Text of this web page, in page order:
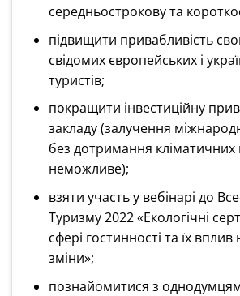
середньострокову та
підвищити привабливість
свідомих європейських і
туристів;
покращити інвестиційну
закладу (залучення
без дотримання
неможливе);
взяти участь у вебінарі до
Туризму 2022 «Екологічні
сфері гостинності та їх вплив
зміни»;
познайомитися з